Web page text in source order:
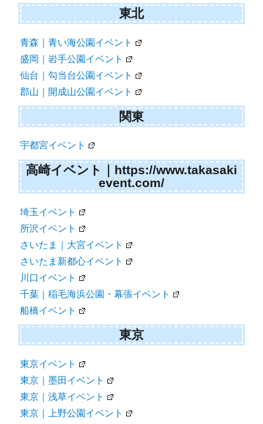
東北
青森｜青い海公園イベント
盛岡｜岩手公園イベント
仙台｜勾当台公園イベント
郡山｜開成山公園イベント
関東
宇都宮イベント
高崎イベント｜https://www.takasaki
event.com/
埼玉イベント
所沢イベント
さいたま｜大宮イベント
さいたま新都心イベント
川口イベント
千葉｜稲毛海浜公園・幕張イベント
船橋イベント
東京
東京イベント
東京｜墨田イベント
東京｜浅草イベント
東京｜上野公園イベント